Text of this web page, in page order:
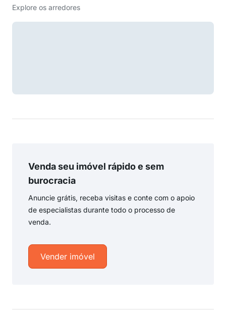
Explore os arredores
Venda seu imóvel rápido e sem
burocracia
Anuncie grátis, receba visitas e conte com o apoio
de especialistas durante todo o processo de
venda.
Vender imóvel